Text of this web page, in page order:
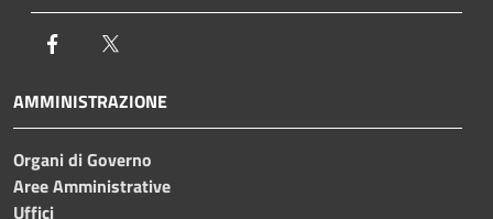
Facebook
AMMINISTRAZIONE
Organi di Governo
Aree Amministrative
Uffici